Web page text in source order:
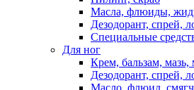
Масла, флюиды,
Дезодорант, спрей,
Специальные
Для ног
Крем, бальзам, мазь,
Дезодорант, спрей,
Масло, флюид,